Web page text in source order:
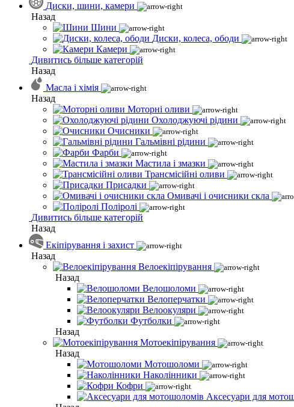
Диски, шини, камери
Назад
Шини
Диски, колеса, ободи
Камери
Дивитись більше категорій
Назад
Масла і хімія
Назад
Моторні оливи
Охолоджуючі рідини
Очисники
Гальмівні рідини
Фарби
Мастила і змазки
Трансмісійні оливи
Присадки
Омивачі і очисники скла
Поліролі
Дивитись більше категорій
Назад
Екіпірування і захист
Назад
Велоекіпірування
Назад
Велошоломи
Велоперчатки
Велоокуляри
Футболки
Назад
Мотоекіпірування
Назад
Мотошоломи
Наколінники
Кофри
Аксесуари для